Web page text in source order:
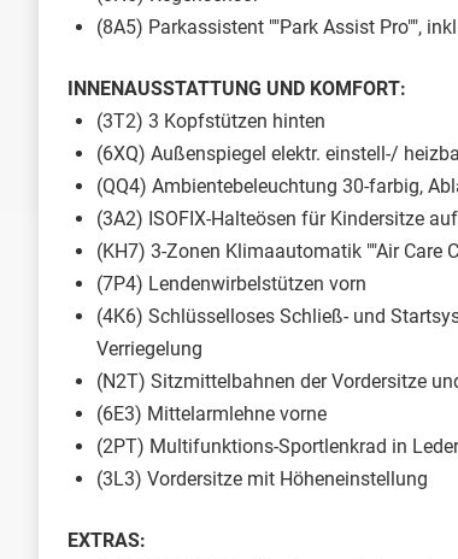
(8A5) Parkassistent ""Park Assist Pro"",
INNENAUSSTATTUNG UND KOMFORT:
(3T2) 3 Kopfstützen hinten
(6XQ) Außenspiegel elektr. einstell-/
(QQ4) Ambientebeleuchtung 30-farbig,
(3A2) ISOFIX-Halteösen für Kindersitze
(KH7) 3-Zonen Klimaautomatik ""Air
(7P4) Lendenwirbelstützen vorn
(4K6) Schlüsselloses Schließ- und
Verriegelung
(N2T) Sitzmittelbahnen der Vordersitze
(6E3) Mittelarmlehne vorne
(2PT) Multifunktions-Sportlenkrad in
(3L3) Vordersitze mit Höheneinstellung
EXTRAS: